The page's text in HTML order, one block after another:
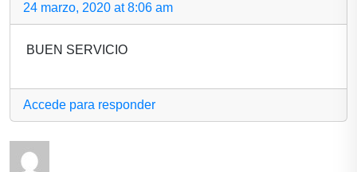
24 marzo, 2020 at 8:06 am
BUEN SERVICIO
Accede para responder